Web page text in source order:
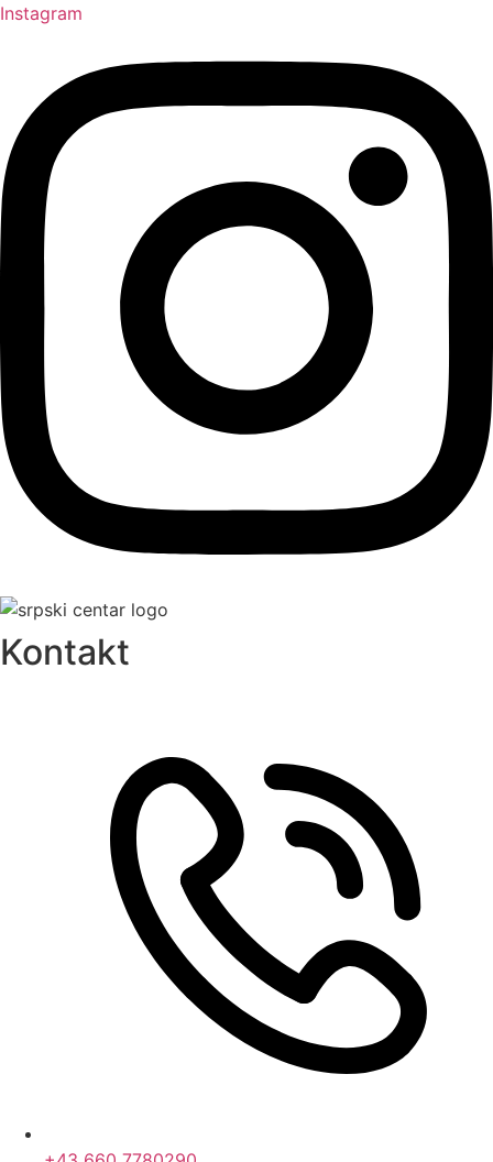
Instagram
Kontakt